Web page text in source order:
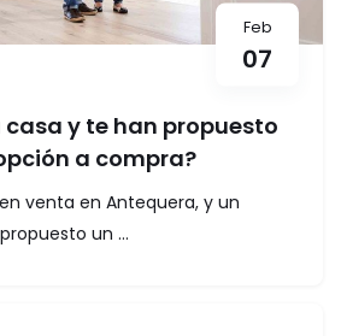
Feb
07
casa y te han propuesto
a compra?
venta en Antequera, y un
un ...